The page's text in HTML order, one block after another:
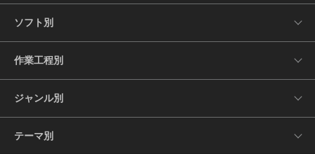
ソフト別
作業工程別
ジャンル別
テーマ別